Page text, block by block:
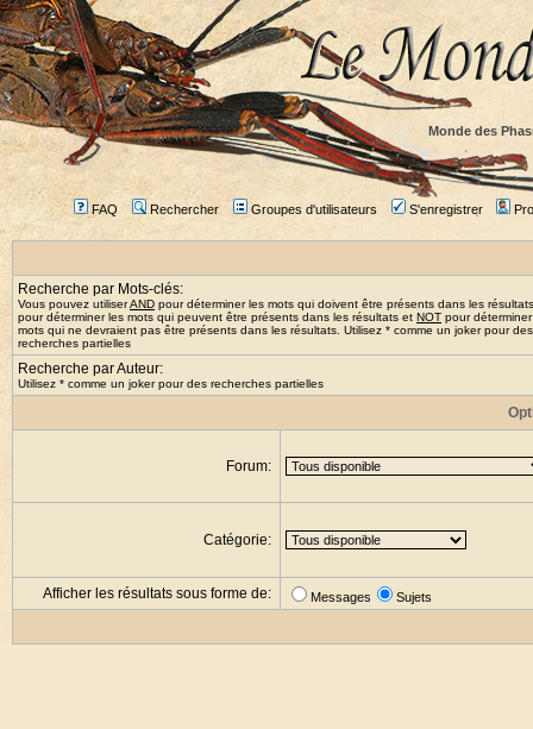
Monde des
FAQ Rechercher Groupes d'utilisateurs S'enregistrer
Recherche par Mots-clés:
Vous pouvez utiliserAND pour déterminer les mots qui doivent être présents dans les
pour déterminer les mots qui peuvent être présents dans les résultats et NOT pour
mots qui ne devraient pas être présents dans les résultats. Utilisez * comme un joker pour des
recherches partielles
Recherche par Auteur:
Utilisez * comme un joker pour des recherches partielles
Forum:
Catégorie:
Afficher les résultats sous forme de: Messages Sujets